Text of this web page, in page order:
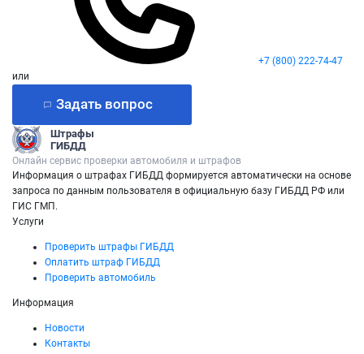
+7 (800) 222-74-47
или
Задать вопрос
Штрафы
ГИБДД
Онлайн сервис проверки автомобиля и штрафов
Информация о штрафах ГИБДД формируется автоматически на основе
запроса по данным пользователя в официальную базу ГИБДД РФ или
ГИС ГМП.
Услуги
Проверить штрафы ГИБДД
Оплатить штраф ГИБДД
Проверить автомобиль
Информация
Новости
Контакты